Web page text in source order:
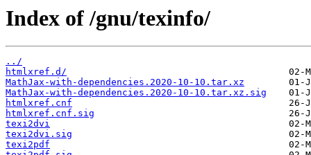
Index of /gnu/texinfo/
../
htmlxref.d/
MathJax-with-dependencies.2020-10-10.tar.xz
MathJax-with-dependencies.2020-10-10.tar.xz.sig
htmlxref.cnf
htmlxref.cnf.sig
texi2dvi
texi2dvi.sig
texi2pdf